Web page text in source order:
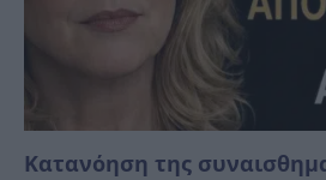
Κατανόηση της